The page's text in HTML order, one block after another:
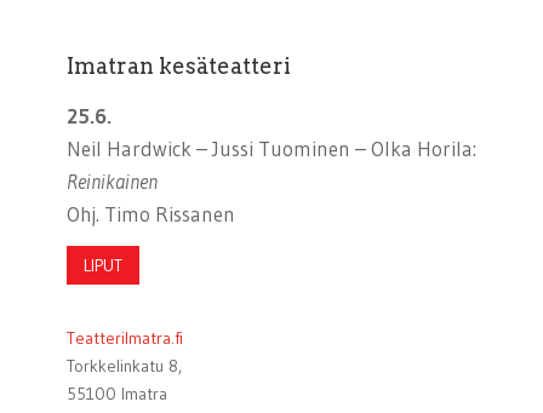
Imatran kesäteatteri
25.6.
Neil Hardwick – Jussi Tuominen – Olka Horila:
Reinikainen
Ohj. Timo Rissanen
LIPUT
TeatteriImatra.fi
Torkkelinkatu 8,
55100 Imatra